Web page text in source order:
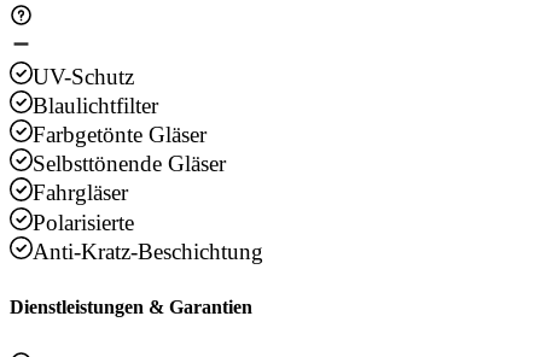
UV-Schutz
Blaulichtfilter
Farbgetönte Gläser
Selbsttönende Gläser
Fahrgläser
Polarisierte
Anti-Kratz-Beschichtung
Dienstleistungen & Garantien